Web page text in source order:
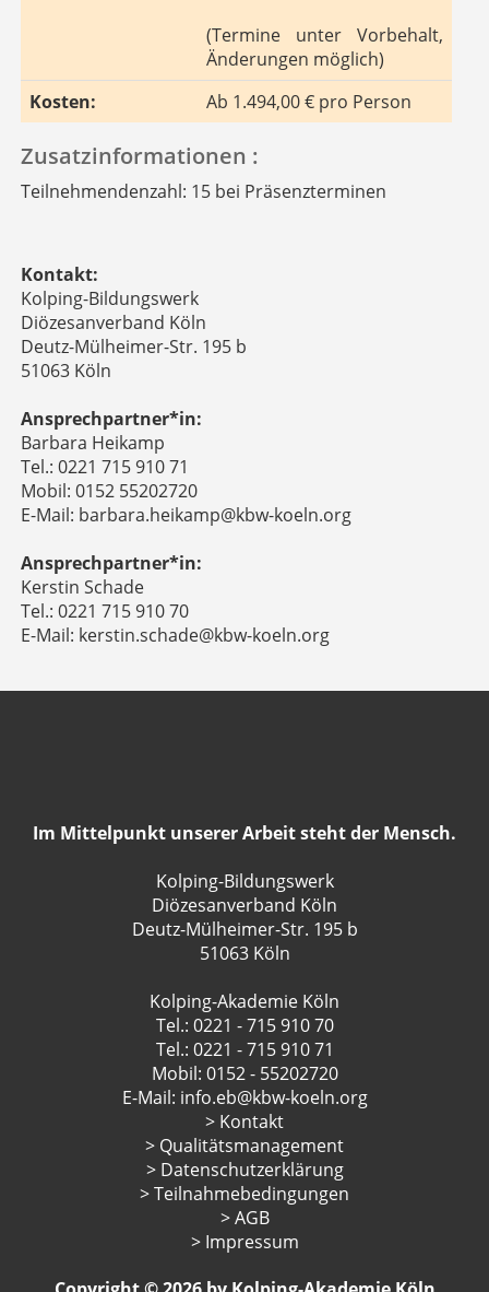
(Termine unter Vorbehalt,
Änderungen möglich)
Kosten:
Ab 1.494,00 € pro Person
Zusatzinformationen :
Teilnehmendenzahl: 15 bei Präsenzterminen
Kontakt:
Kolping-Bildungswerk
Diözesanverband Köln
Deutz-Mülheimer-Str. 195 b
51063 Köln
Ansprechpartner*in:
Barbara Heikamp
Tel.: 0221 715 910 71
Mobil: 0152 55202720
E-Mail: barbara.heikamp@kbw-koeln.org
Ansprechpartner*in:
Kerstin Schade
Tel.: 0221 715 910 70
E-Mail: kerstin.schade@kbw-koeln.org
Im Mittelpunkt unserer Arbeit steht der Mensch.
Kolping-Bildungswerk
Diözesanverband Köln
Deutz-Mülheimer-Str. 195 b
51063 Köln
Kolping-Akademie Köln
Tel.: 0221 - 715 910 70
Tel.: 0221 - 715 910 71
Mobil: 0152 - 55202720
E-Mail: info.eb@kbw-koeln.org
> Kontakt
> Qualitätsmanagement
> Datenschutzerklärung
> Teilnahmebedingungen
> AGB
> Impressum